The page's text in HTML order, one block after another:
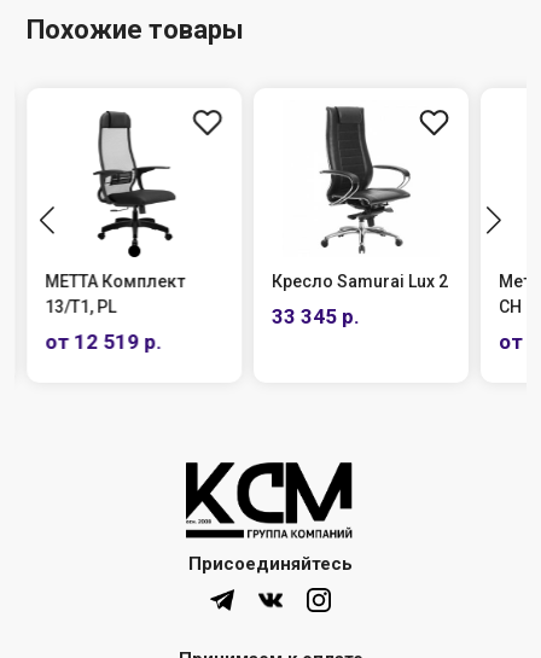
Похожие товары
МЕТТА Комплект
13/T1, PL
от 12 519 р.
Кресло Samurai Lux 2
33 345 р.
СН
от
Присоединяйтесь